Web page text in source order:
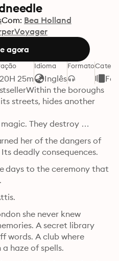
Com: Bea Holland
agora
20H 25m
Idioma
Inglês
Formato
the boroughs
streets, hides another
They destroy
her of the dangers of
deadly consequences.
days to the ceremony that
she never knew
A secret library
words. A club where
a haze of spells.